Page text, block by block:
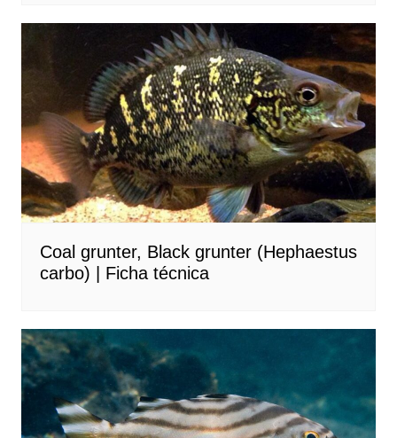
Coal grunter, Black grunter (Hephaestus
carbo) | Ficha técnica